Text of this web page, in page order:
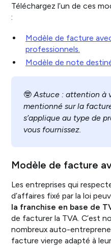
Téléchargez l’un de ces
:
Modèle de facture
professionnels.
Modèle de note
🤓 Astuce : attention à
mentionné sur la
s’applique au type de
vous fournissez.
Modèle de facture
Les entreprises qui
d’affaires fixé par la loi
la franchise en base de
de facturer la TVA. C’est
nombreux auto-
facture vierge adapté à